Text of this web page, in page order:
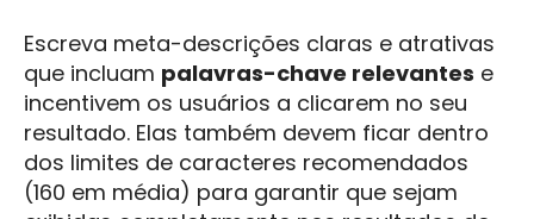
Escreva meta-descrições claras e atrativas
que incluam palavras-chave relevantes e
incentivem os usuários a clicarem no seu
resultado. Elas também devem ficar dentro
dos limites de caracteres recomendados
(160 em média) para garantir que sejam